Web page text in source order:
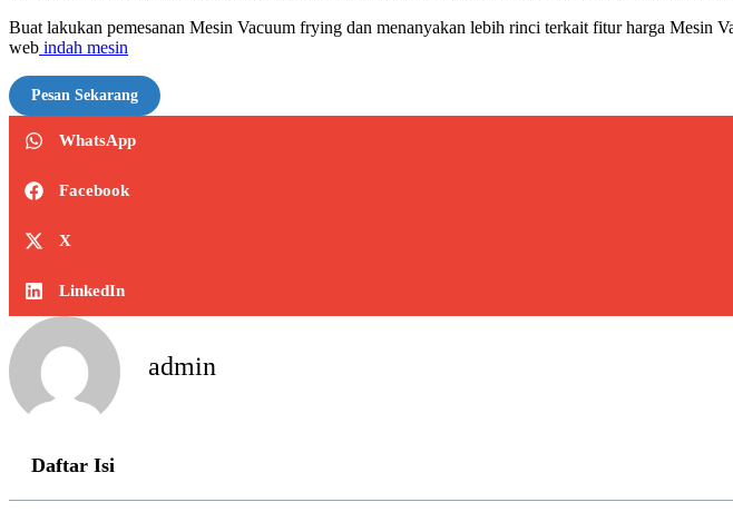
Buat lakukan pemesanan Mesin Vacuum frying dan menanyakan lebih rinci terkait fitur harga Mesin
web indah mesin
Pesan Sekarang
WhatsApp
Facebook
X
LinkedIn
admin
Daftar Isi